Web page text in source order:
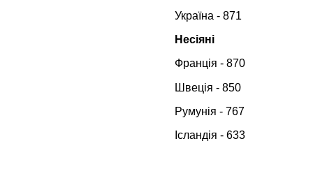
Україна - 871
Несіяні
Франція - 870
Швеція - 850
Румунія - 767
Ісландія - 633